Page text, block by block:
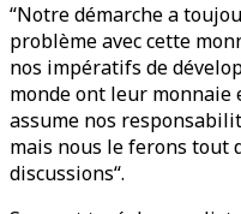
“Notre démarche a
problème avec cette
nos impératifs de
monde ont leur monnaie
assume nos
mais nous le ferons tout
discussions“.